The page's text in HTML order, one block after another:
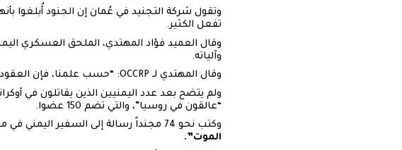
وتقول شركة التجنيد في عُمان إن الجنود
تفعل الكثير.
وقال العميد فؤاد المهتدي، الملحق العسكري
وآلياته.
وقال المهتدي لـ OCCRP: “حسب علمنا، فإن العقود التي يتم توقيعها تتضمن جميع الشروط والحقوق الكاملة المتعلقة بالمتطوعين”.
ولم يتضح بعد عدد اليمنيين الذين يقاتلون في
“عالقون في روسيا”، والتي تضم 150 عضوا.
وكتب نحو 74 مجنداً رسالة إلى السفير اليمني في موسكو، يطلبون فيها إنقاذهم. وجاء في الرسالة: “
الموت”.